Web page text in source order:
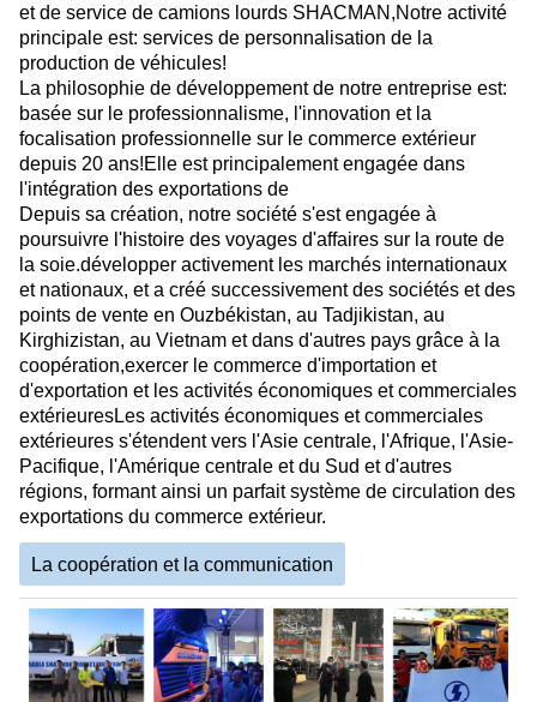
et de service de camions lourds SHACMAN,Notre activité
principale est: services de personnalisation de la
production de véhicules!
La philosophie de développement de notre entreprise est:
basée sur le professionnalisme, l'innovation et la
focalisation professionnelle sur le commerce extérieur
depuis 20 ans!Elle est principalement engagée dans
l'intégration des exportations de
Depuis sa création, notre société s'est engagée à
poursuivre l'histoire des voyages d'affaires sur la route de
la soie.développer activement les marchés internationaux
et nationaux, et a créé successivement des sociétés et des
points de vente en Ouzbékistan, au Tadjikistan, au
Kirghizistan, au Vietnam et dans d'autres pays grâce à la
coopération,exercer le commerce d'importation et
d'exportation et les activités économiques et commerciales
extérieuresLes activités économiques et commerciales
extérieures s'étendent vers l'Asie centrale, l'Afrique, l'Asie-
Pacifique, l'Amérique centrale et du Sud et d'autres
régions, formant ainsi un parfait système de circulation des
exportations du commerce extérieur.
La coopération et la communication